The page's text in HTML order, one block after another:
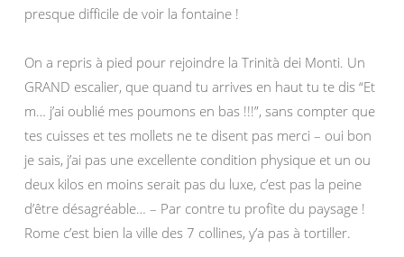
presque difficile de voir la fontaine !
On a repris à pied pour rejoindre la Trinità dei Monti. Un
GRAND escalier, que quand tu arrives en haut tu te dis “Et
m… j’ai oublié mes poumons en bas !!!”, sans compter que
tes cuisses et tes mollets ne te disent pas merci – oui bon
je sais, j’ai pas une excellente condition physique et un ou
deux kilos en moins serait pas du luxe, c’est pas la peine
d’être désagréable… – Par contre tu profite du paysage !
Rome c’est bien la ville des 7 collines, y’a pas à tortiller.